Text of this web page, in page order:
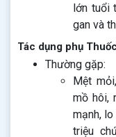
lớn tuổi
gan và
Tác dụng phụ
Thường gặp:
Mệt
mồ hôi,
mạnh,
triệu